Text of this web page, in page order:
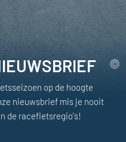
op de hoogte
nieuwsbrief mis je nooit
de racefietsregio's!